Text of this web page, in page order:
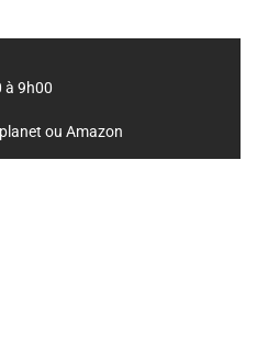
à 9h00
ou Amazon